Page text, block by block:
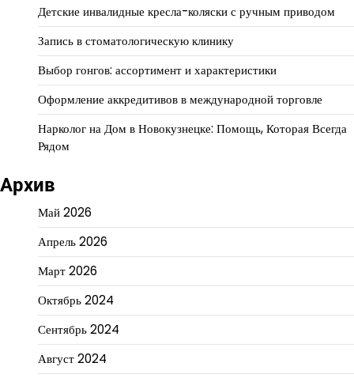
Детские инвалидные кресла-коляски с ручным приводом
Запись в стоматологическую клинику
Выбор гонгов: ассортимент и характеристики
Оформление аккредитивов в международной торговле
Нарколог на Дом в Новокузнецке: Помощь, Которая Всегда
Рядом
Архив
Май 2026
Апрель 2026
Март 2026
Октябрь 2024
Сентябрь 2024
Август 2024